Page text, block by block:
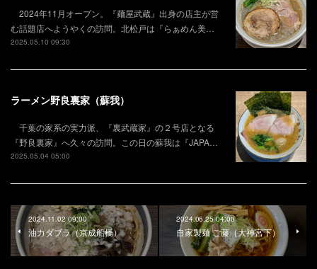
2024年11月オープン。『麺屋武蔵』出身の店主が営
む話題店へようやくの訪問。北松戸は『らぁめん美…
2025.05.10 09:30
ラーメン野良裏家（蘇我）
千葉の家系の実力派、『裏武蔵家』の２号店となる
『野良裏家』へ久々の訪問。この日の蘇我は『JAPA…
2025.05.04 05:00
2024.11.02 09:00
油カダブラ（京成船橋）
2024.06.25 04:00
自家製麺 ご藤（大神宮下）